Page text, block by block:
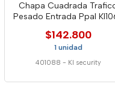
Chapa Cuadrada
Pesado Entrada Ppal
$142.800
1 unidad
401088 - Kl security